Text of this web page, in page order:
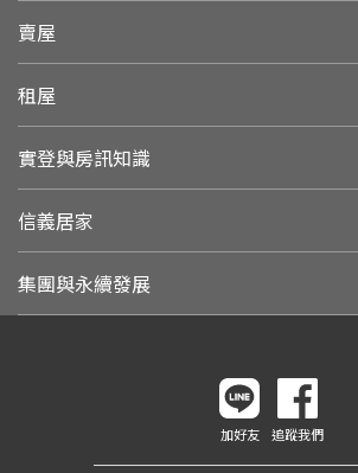
賣屋
租屋
實登與房訊知識
信義居家
集團與永續發展
加好友 追蹤我們